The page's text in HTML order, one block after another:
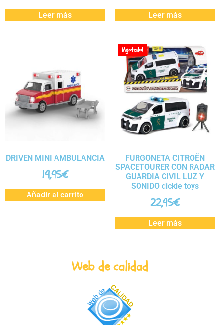
Leer más Leer más
DRIVEN MINI AMBULANCIA
19,95€
Añadir al carrito
¡Agotado!
FURGONETA CITROËN
SPACETOURER CON RADAR
GUARDIA CIVIL LUZ Y
SONIDO dickie toys
22,95€
Leer más
Web de calidad